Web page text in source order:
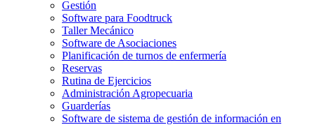
Gestión
Software para Foodtruck
Taller Mecánico
Software de Asociaciones
Planificación de turnos de enfermería
Reservas
Rutina de Ejercicios
Administración Agropecuaria
Guarderías
Software de sistema de gestión de información en